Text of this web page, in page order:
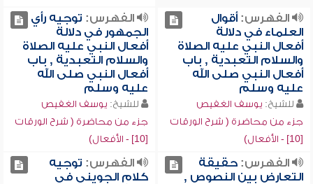
الفهرس:أقوال
العلماء في دلالة
أفعال النبي عليه الصلاة
والسلام التعبدية , باب
أفعال النبي صلى الله
عليه وسلم
للشيخ: يوسف الغفيص
جزء من محاضرة ( شرح الورقات
[10] - الأفعال)
الفهرس: توجيه رأي
الجمهور في دلالة
أفعال النبي عليه الصلاة
والسلام التعبدية , باب
أفعال النبي صلى الله
عليه وسلم
للشيخ: يوسف الغفيص
جزء من محاضرة ( شرح الورقات
[10] - الأفعال)
الفهرس:حقيقة
التعارض بين النصوص ,
الفهرس: توجيه
كلام الجويني في